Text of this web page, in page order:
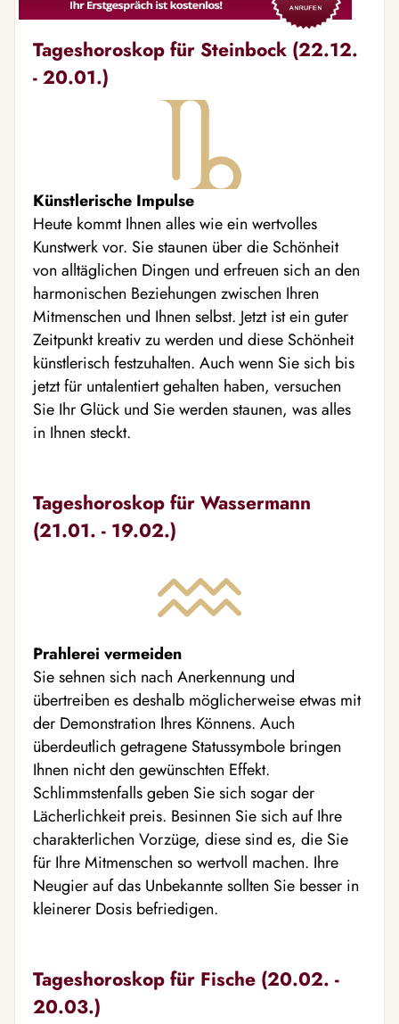
Tageshoroskop für Steinbock (22.12.
- 20.01.)
Künstlerische Impulse
Heute kommt Ihnen alles wie ein wertvolles
Kunstwerk vor. Sie staunen über die Schönheit
von alltäglichen Dingen und erfreuen sich an den
harmonischen Beziehungen zwischen Ihren
Mitmenschen und Ihnen selbst. Jetzt ist ein guter
Zeitpunkt kreativ zu werden und diese Schönheit
künstlerisch festzuhalten. Auch wenn Sie sich bis
jetzt für untalentiert gehalten haben, versuchen
Sie Ihr Glück und Sie werden staunen, was alles
in Ihnen steckt.
Tageshoroskop für Wassermann
(21.01. - 19.02.)
Prahlerei vermeiden
Sie sehnen sich nach Anerkennung und
übertreiben es deshalb möglicherweise etwas mit
der Demonstration Ihres Könnens. Auch
überdeutlich getragene Statussymbole bringen
Ihnen nicht den gewünschten Effekt.
Schlimmstenfalls geben Sie sich sogar der
Lächerlichkeit preis. Besinnen Sie sich auf Ihre
charakterlichen Vorzüge, diese sind es, die Sie
für Ihre Mitmenschen so wertvoll machen. Ihre
Neugier auf das Unbekannte sollten Sie besser in
kleinerer Dosis befriedigen.
Tageshoroskop für Fische (20.02. -
20.03.)